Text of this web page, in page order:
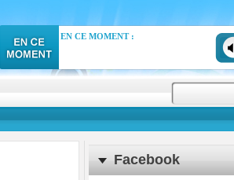
Facebook
EN CE MOMENT :